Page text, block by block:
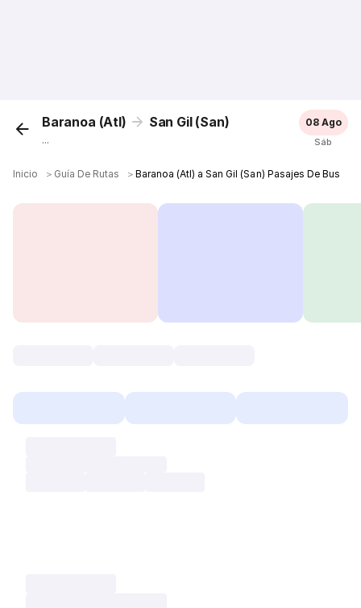
Baranoa (Atl) San Gil (San)
...
08 Ago
Sáb
Inicio ＞ Guía De Rutas ＞Baranoa (Atl) a San Gil (San) Pasajes De Bus